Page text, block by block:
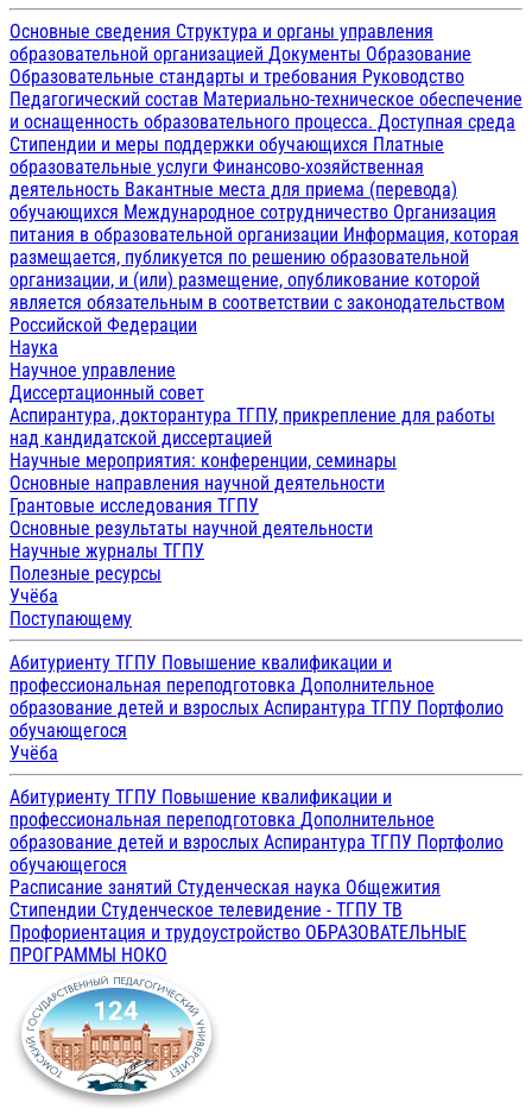
Основные сведения Структура и органы управления
образовательной организацией Документы Образование
Образовательные стандарты и требования Руководство
Педагогический состав Материально-техническое обеспечение
и оснащенность образовательного процесса. Доступная среда
Стипендии и меры поддержки обучающихся Платные
образовательные услуги Финансово-хозяйственная
деятельность Вакантные места для приема (перевода)
обучающихся Международное сотрудничество Организация
питания в образовательной организации Информация, которая
размещается, публикуется по решению образовательной
организации, и (или) размещение, опубликование которой
является обязательным в соответствии с законодательством
Российской Федерации
Наука
Научное управление
Диссертационный совет
Аспирантура, докторантура ТГПУ, прикрепление для работы
над кандидатской диссертацией
Научные мероприятия: конференции, семинары
Основные направления научной деятельности
Грантовые исследования ТГПУ
Основные результаты научной деятельности
Научные журналы ТГПУ
Полезные ресурсы
Учёба
Поступающему
Абитуриенту ТГПУ Повышение квалификации и
профессиональная переподготовка Дополнительное
образование детей и взрослых Аспирантура ТГПУ Портфолио
обучающегося
Учёба
Абитуриенту ТГПУ Повышение квалификации и
профессиональная переподготовка Дополнительное
образование детей и взрослых Аспирантура ТГПУ Портфолио
обучающегося
Расписание занятий Студенческая наука Общежития
Стипендии Студенческое телевидение - ТГПУ ТВ
Профориентация и трудоустройство ОБРАЗОВАТЕЛЬНЫЕ
ПРОГРАММЫ НОКО